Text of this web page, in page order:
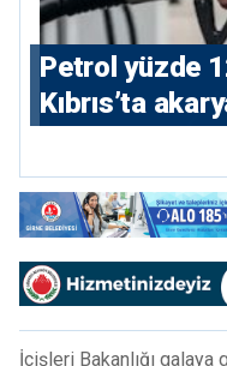
Petrol yüzde
Kıbrıs’ta
İçişleri Bakanlığı galaya